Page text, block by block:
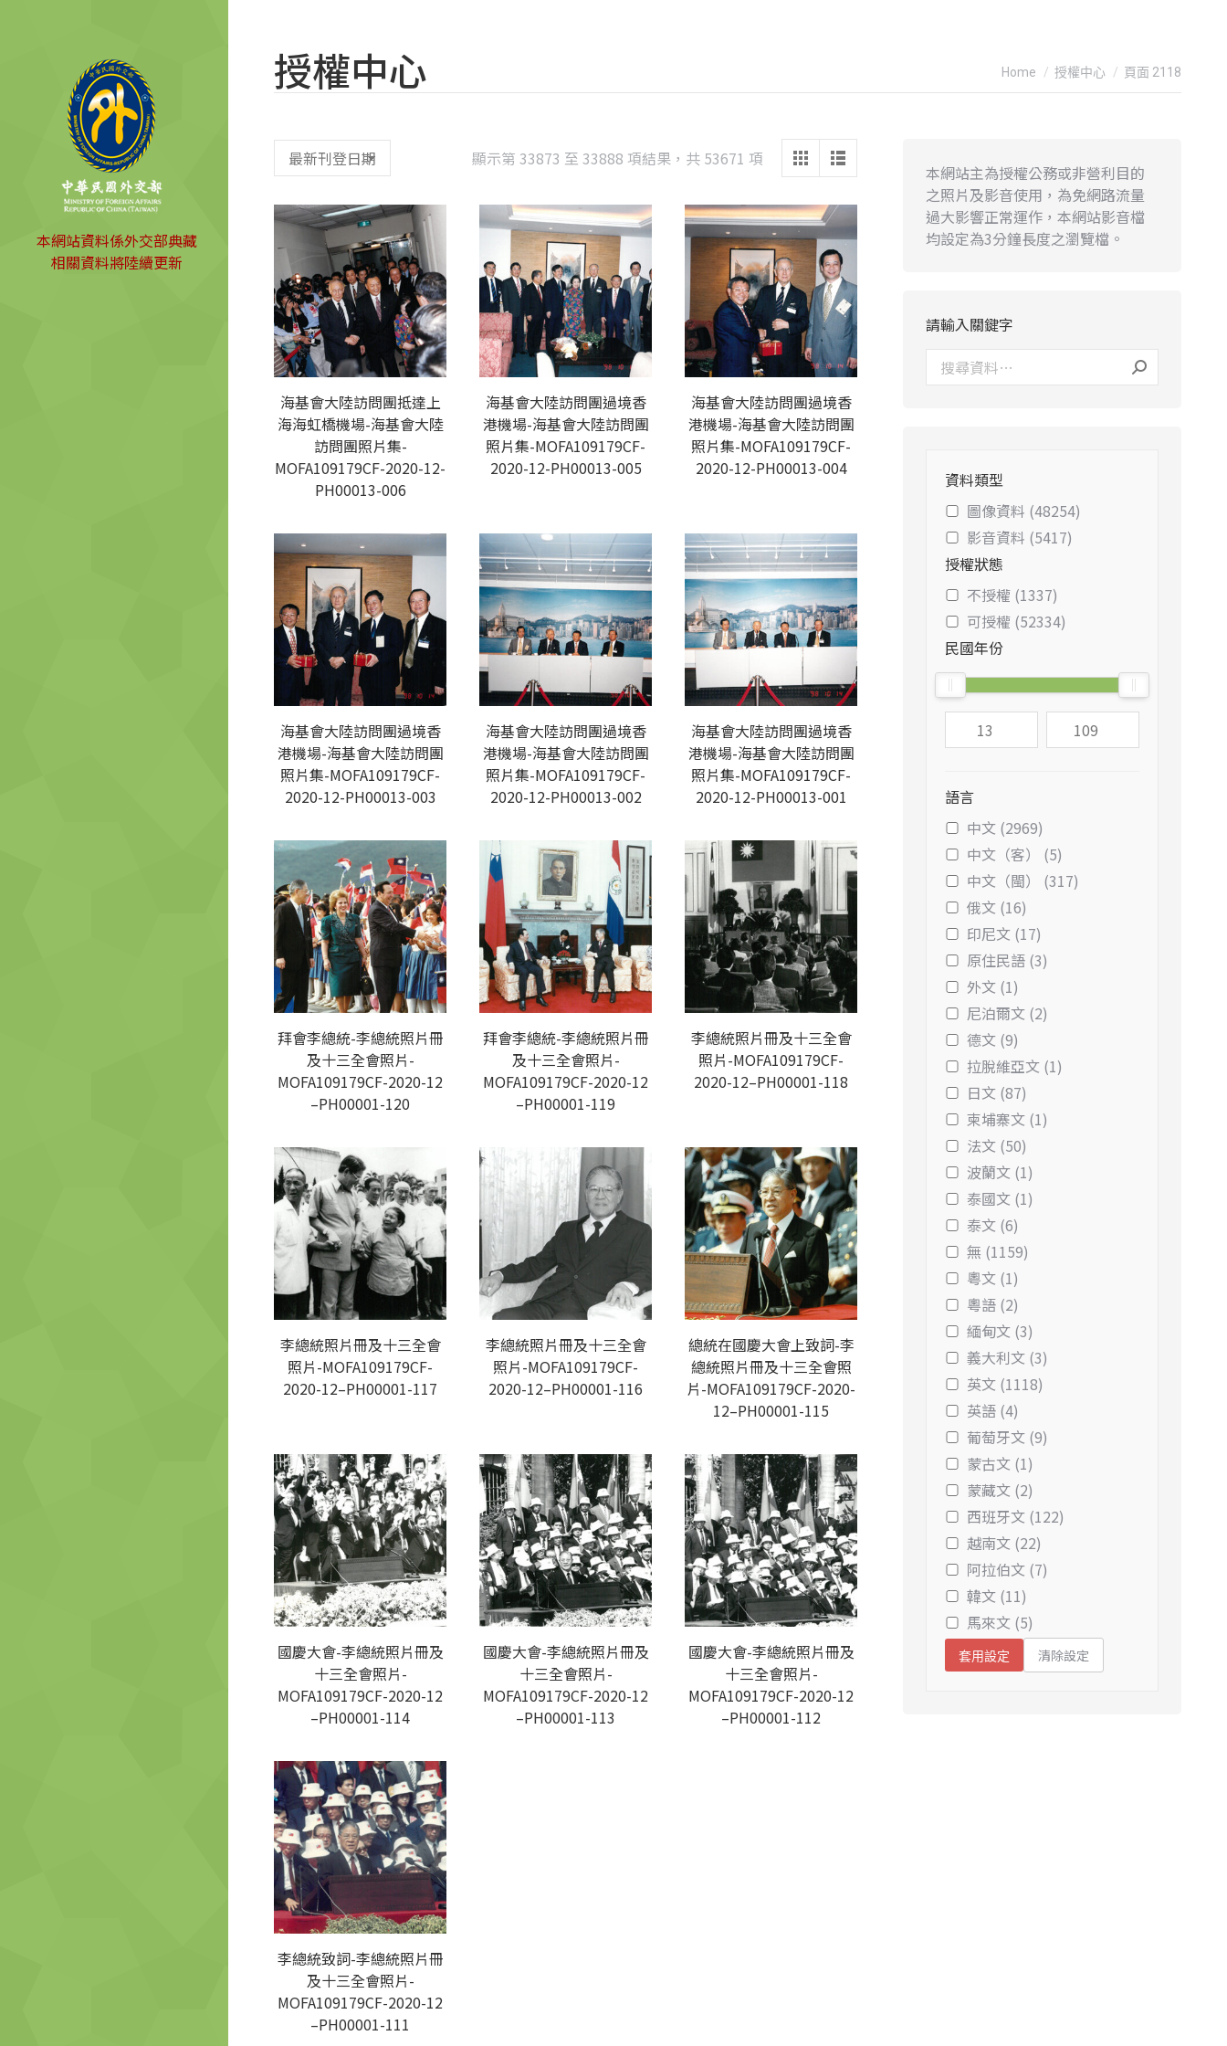
本網站資料係外交部典藏
相關資料將陸續更新
授權中心 You are here:
Home 授權中心 頁面 2118
顯示第 33873 至 33888 項結果，共 53671 項 Sorted
latest
海基會大陸訪問團抵達上
海海虹橋機場-海基會大陸
訪問團照片集-
MOFA109179CF-2020-12-
PH00013-006
海基會大陸訪問團過境香
港機場-海基會大陸訪問團
照片集-MOFA109179CF-
2020-12-PH00013-005
海基會大陸訪問團過境香
港機場-海基會大陸訪問團
照片集-MOFA109179CF-
2020-12-PH00013-004
海基會大陸訪問團過境香
港機場-海基會大陸訪問團
照片集-MOFA109179CF-
2020-12-PH00013-003
海基會大陸訪問團過境香
港機場-海基會大陸訪問團
照片集-MOFA109179CF-
2020-12-PH00013-002
海基會大陸訪問團過境香
港機場-海基會大陸訪問團
照片集-MOFA109179CF-
2020-12-PH00013-001
拜會李總統-李總統照片冊
及十三全會照片-
MOFA109179CF-2020-12
–PH00001-120
拜會李總統-李總統照片冊
及十三全會照片-
MOFA109179CF-2020-12
–PH00001-119
李總統照片冊及十三全會
照片-MOFA109179CF-
2020-12–PH00001-118
李總統照片冊及十三全會
照片-MOFA109179CF-
2020-12–PH00001-117
李總統照片冊及十三全會
照片-MOFA109179CF-
2020-12–PH00001-116
總統在國慶大會上致詞-李
總統照片冊及十三全會照
片-MOFA109179CF-2020-
12–PH00001-115
國慶大會-李總統照片冊及
十三全會照片-
MOFA109179CF-2020-12
–PH00001-114
國慶大會-李總統照片冊及
十三全會照片-
MOFA109179CF-2020-12
–PH00001-113
國慶大會-李總統照片冊及
十三全會照片-
MOFA109179CF-2020-12
–PH00001-112
李總統致詞-李總統照片冊
及十三全會照片-
MOFA109179CF-2020-12
–PH00001-111
本網站主為授權公務或非營利目的
之照片及影音使用，為免網路流量
過大影響正常運作，本網站影音檔
均設定為3分鐘長度之瀏覽檔。
請輸入關鍵字
資料類型
圖像資料 (48254)
影音資料 (5417)
授權狀態
不授權 (1337)
可授權 (52334)
民國年份
語言
中文 (2969)
中文（客） (5)
中文（閩） (317)
俄文 (16)
印尼文 (17)
原住民語 (3)
外文 (1)
尼泊爾文 (2)
德文 (9)
拉脫維亞文 (1)
日文 (87)
柬埔寨文 (1)
法文 (50)
波蘭文 (1)
泰國文 (1)
泰文 (6)
無 (1159)
粵文 (1)
粵語 (2)
緬甸文 (3)
義大利文 (3)
英文 (1118)
英語 (4)
葡萄牙文 (9)
蒙古文 (1)
蒙藏文 (2)
西班牙文 (122)
越南文 (22)
阿拉伯文 (7)
韓文 (11)
馬來文 (5)
套用設定 清除設定